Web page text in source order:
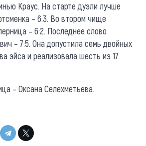
Краус. На старте дуэли лучше
– 6:3. Во втором чище
– 6:2. Последнее слово
– 7:5. Она допустила семь двойных
эйса и реализовала шесть из 17
– Оксана Селехметьева.